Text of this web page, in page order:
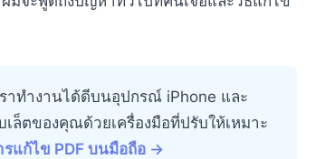
าทำงานได้ดีบนอุปกรณ์ iPhone และ
ล็ตของคุณด้วยเครื่องมือที่ปรับให้เหมาะ
รแก้ไข PDF บนมือถือ →